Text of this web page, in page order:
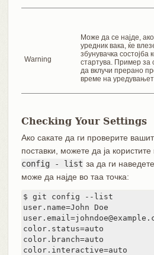
Warning
Може да се најде,
уредник вака, ќе
збунувачка состојба
стартува. Пример за
да вклучи прерано
време на
Checking Your Settings
Ако сакате да ги проверите
поставки, можете да ја
config - list за да ги
може да најде во таа точка:
$ git config --list
user.name=John Doe
color.status=auto
color.branch=auto
color.interactive=auto